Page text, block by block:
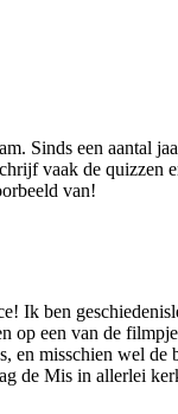
Sinds een
vaak de quizzen
van!
Ik ben
een van de
en misschien wel
de Mis in allerlei